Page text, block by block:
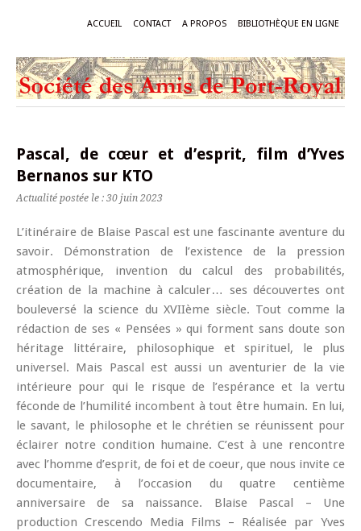
ACCUEIL CONTACT A PROPOS BIBLIOTHÈQUE EN LIGNE
Pascal, de cœur et d’esprit, film d’Yves
Bernanos sur KTO
Actualité postée le : 30 juin 2023
L’itinéraire de Blaise Pascal est une fascinante aventure du
savoir. Démonstration de l’existence de la pression
atmosphérique, invention du calcul des probabilités,
création de la machine à calculer… ses découvertes ont
bouleversé la science du XVIIème siècle. Tout comme la
rédaction de ses « Pensées » qui forment sans doute son
héritage littéraire, philosophique et spirituel, le plus
universel. Mais Pascal est aussi un aventurier de la vie
intérieure pour qui le risque de l’espérance et la vertu
féconde de l’humilité incombent à tout être humain. En lui,
le savant, le philosophe et le chrétien se réunissent pour
éclairer notre condition humaine. C’est à une rencontre
avec l’homme d’esprit, de foi et de coeur, que nous invite ce
documentaire, à l’occasion du quatre centième
anniversaire de sa naissance. Blaise Pascal – Une
production Crescendo Media Films – Réalisée par Yves